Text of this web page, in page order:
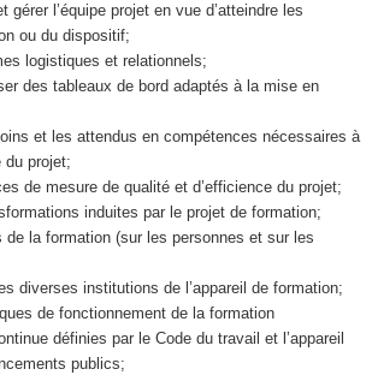
gérer l’équipe projet en vue d’atteindre les
ou du dispositif;
logistiques et relationnels;
des tableaux de bord adaptés à la mise en
et les attendus en compétences nécessaires à
projet;
de mesure de qualité et d’efficience du projet;
induites par le projet de formation;
de la formation (sur les personnes et sur les
diverses institutions de l’appareil de formation;
de fonctionnement de la formation
définies par le Code du travail et l’appareil
publics;